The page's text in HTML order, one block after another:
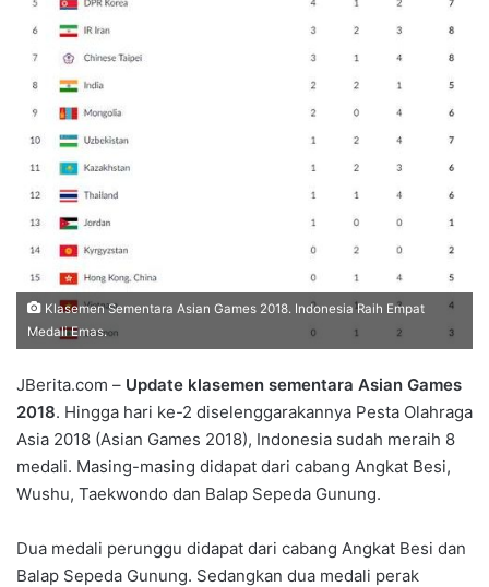
Klasemen Sementara Asian Games 2018. Indonesia Raih Empat
Medali Emas.
JBerita.com – Update klasemen sementara Asian Games
2018. Hingga hari ke-2 diselenggarakannya Pesta Olahraga
Asia 2018 (Asian Games 2018), Indonesia sudah meraih 8
medali. Masing-masing didapat dari cabang Angkat Besi,
Wushu, Taekwondo dan Balap Sepeda Gunung.
Dua medali perunggu didapat dari cabang Angkat Besi dan
Balap Sepeda Gunung. Sedangkan dua medali perak